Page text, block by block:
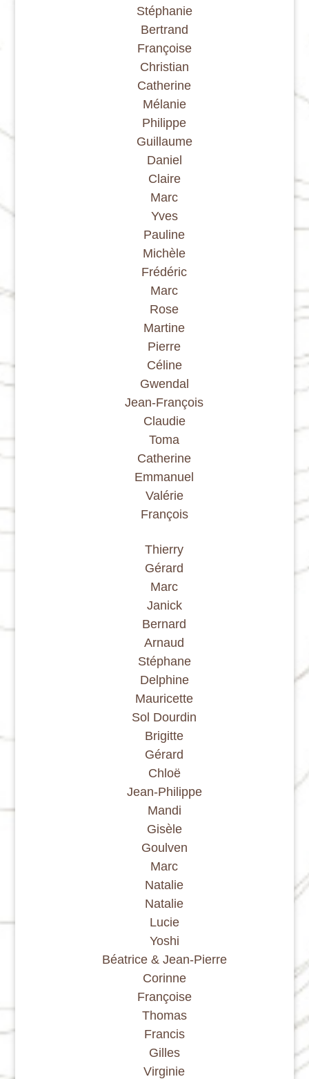
Stéphanie
Bertrand
Françoise
Christian
Catherine
Mélanie
Philippe
Guillaume
Daniel
Claire
Marc
Yves
Pauline
Michèle
Frédéric
Marc
Rose
Martine
Pierre
Céline
Gwendal
Jean-François
Claudie
Toma
Catherine
Emmanuel
Valérie
François
Thierry
Gérard
Marc
Janick
Bernard
Arnaud
Stéphane
Delphine
Mauricette
Sol Dourdin
Brigitte
Gérard
Chloë
Jean-Philippe
Mandi
Gisèle
Goulven
Marc
Natalie
Natalie
Lucie
Yoshi
Béatrice & Jean-Pierre
Corinne
Françoise
Thomas
Francis
Gilles
Virginie